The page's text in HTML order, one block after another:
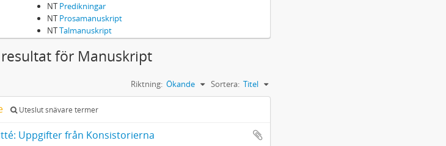
NT Predikningar
NT Prosamanuskript
NTTalmanuskript
för Manuskript
Sortera: Titel
Riktning: Ökande
Uteslut snävare termer
Uppgifter från Konsistorierna